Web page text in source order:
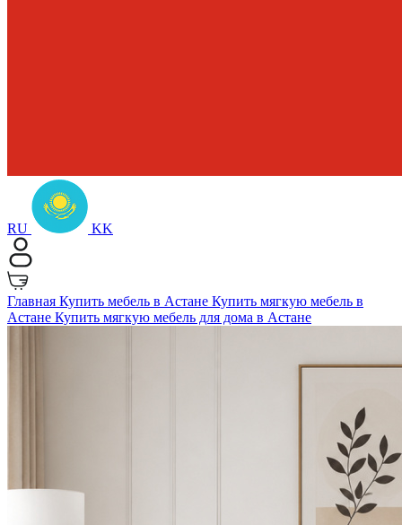
RU KK
Главная Купить мебель в Астане Купить мягкую мебель в
Астане Купить мягкую мебель для дома в Астане